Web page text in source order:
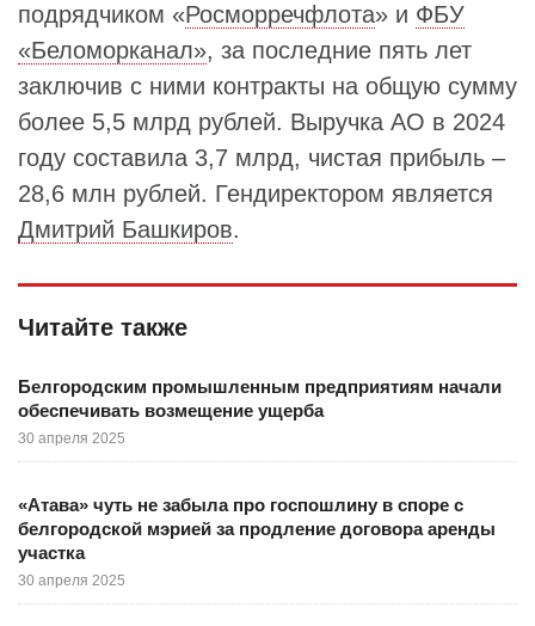
подрядчиком «Росморречфлота» и ФБУ
«Беломорканал», за последние пять лет
заключив с ними контракты на общую сумму
более 5,5 млрд рублей. Выручка АО в 2024
году составила 3,7 млрд, чистая прибыль –
28,6 млн рублей. Гендиректором является
Дмитрий Башкиров.
Читайте также
Белгородским промышленным предприятиям начали
обеспечивать возмещение ущерба
30 апреля 2025
«Атава» чуть не забыла про госпошлину в споре с
белгородской мэрией за продление договора аренды
участка
30 апреля 2025